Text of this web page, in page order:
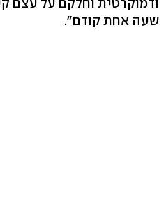
שעה אחת קודם".